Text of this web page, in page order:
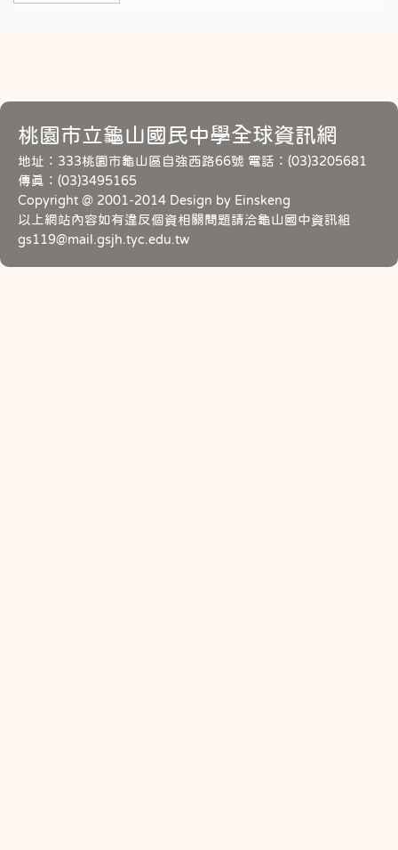
桃園市立龜山國民中學全球資訊網
地址：333桃園市龜山區自強西路66號 電話：(03)3205681
傳真：(03)3495165
Copyright @ 2001-2014 Design by Einskeng
以上網站內容如有違反個資相關問題請洽龜山國中資訊組
gs119@mail.gsjh.tyc.edu.tw